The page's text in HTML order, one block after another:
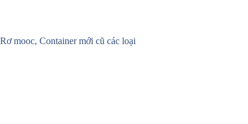
mooc, Container mới cũ các loại